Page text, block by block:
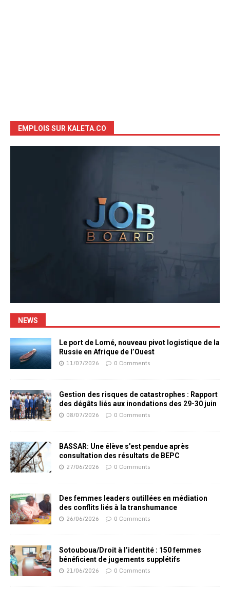
EMPLOIS SUR KALETA.CO
NEWS
Le port de Lomé, nouveau pivot logistique de la
Russie en Afrique de l’Ouest
11/07/2026 0 Comments
Gestion des risques de catastrophes : Rapport
des dégâts liés aux inondations des 29-30 juin
08/07/2026 0 Comments
BASSAR: Une élève s’est pendue après
consultation des résultats de BEPC
27/06/2026 0 Comments
Des femmes leaders outillées en médiation
des conflits liés à la transhumance
26/06/2026 0 Comments
Sotouboua/Droit à l’identité : 150 femmes
bénéficient de jugements supplétifs
21/06/2026 0 Comments